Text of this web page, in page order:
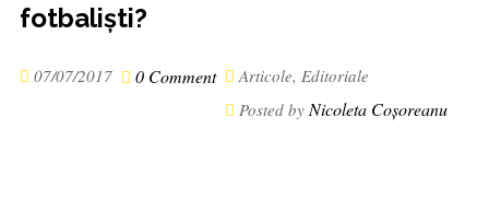
fotbaliști?
07/07/2017 0 Comment Articole, Editoriale
Posted byNicoleta Coșoreanu